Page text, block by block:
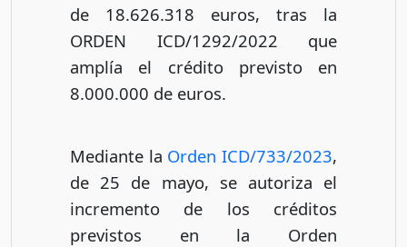
de 18.626.318 euros, tras la
ORDEN ICD/1292/2022 que
amplía el crédito previsto en
8.000.000 de euros.
Mediante la Orden ICD/733/2023,
de 25 de mayo, se autoriza el
incremento de los créditos
previstos en la Orden